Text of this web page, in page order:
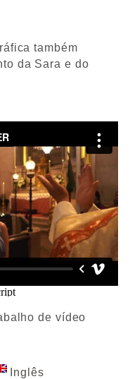
também
da Sara e do
de vídeo
Inglês